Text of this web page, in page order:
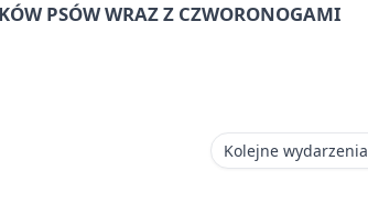
PSÓW WRAZ Z CZWORONOGAMI
Kolejne wydarzenia